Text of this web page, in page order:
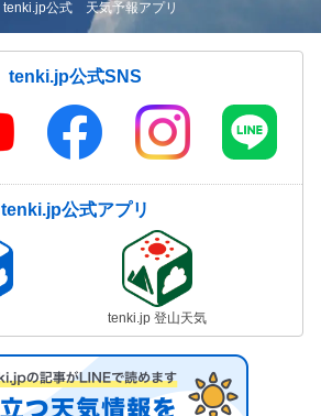
tenki.jp公式 天気予報アプリ
tenki.jp公式SNS
tenki.jp公式アプリ
tenki.jp 登山天気